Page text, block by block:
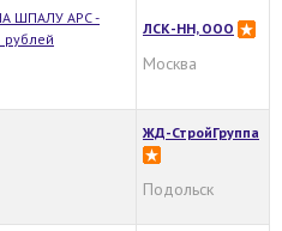
ШПАЛУ АРС -
рублей
ЛСК-НН, ООО
Москва
ЖД-СтройГруппа
Подольск